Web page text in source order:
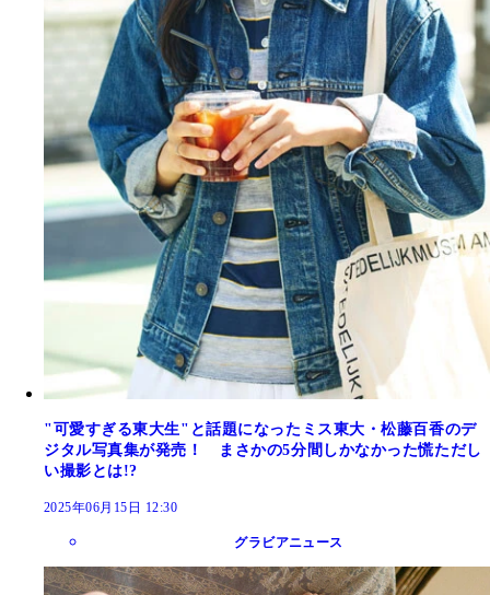
"可愛すぎる東大生"と話題になったミス東大・松藤百香のデ
ジタル写真集が発売！ まさかの5分間しかなかった慌ただし
い撮影とは!?
2025年06月15日 12:30
グラビアニュース